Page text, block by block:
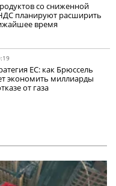
со сниженной
планируют расширить
время
ЕС: как Брюссель
экономить миллиарды
от газа